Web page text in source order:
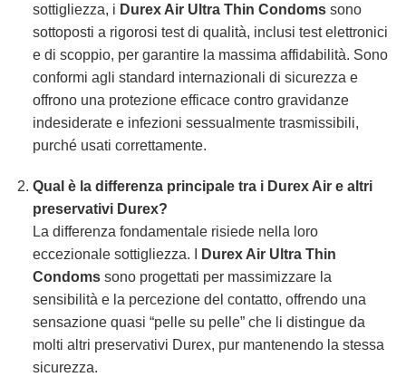
sottigliezza, i Durex Air Ultra Thin Condomssono
sottoposti a rigorosi test di qualità, inclusi test elettronici
e di scoppio, per garantire la massima affidabilità. Sono
conformi agli standard internazionali di sicurezza e
offrono una protezione efficace contro gravidanze
indesiderate e infezioni sessualmente trasmissibili,
purché usati correttamente.
Qual è la differenza principale tra i Durex Air e altri
preservativi Durex?
La differenza fondamentale risiede nella loro
eccezionale sottigliezza. I
Durex Air Ultra Thin
Condomssono progettati per massimizzare la
sensibilità e la percezione del contatto, offrendo una
sensazione quasi “pelle su pelle” che li distingue da
molti altri preservativi Durex, pur mantenendo la stessa
sicurezza.